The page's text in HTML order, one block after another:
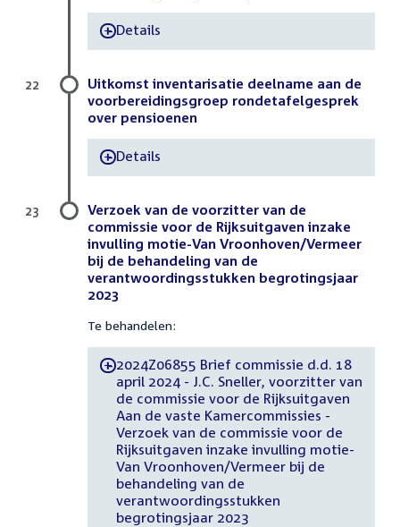
-Details
Uitkomst inventarisatie deelname aan de
voorbereidingsgroep rondetafelgesprek
over pensioenen
-Details
22
Verzoek van de voorzitter van de
commissie voor de Rijksuitgaven inzake
invulling motie-Van Vroonhoven/Vermeer
bij de behandeling van de
verantwoordingsstukken begrotingsjaar
2023
Te behandelen:
-2024Z06855 Brief commissie d.d. 18
april 2024 - J.C. Sneller, voorzitter van
de commissie voor de Rijksuitgaven
Aan de vaste Kamercommissies -
Verzoek van de commissie voor de
Rijksuitgaven inzake invulling motie-
Van Vroonhoven/Vermeer bij de
behandeling van de
verantwoordingsstukken
begrotingsjaar 2023
23